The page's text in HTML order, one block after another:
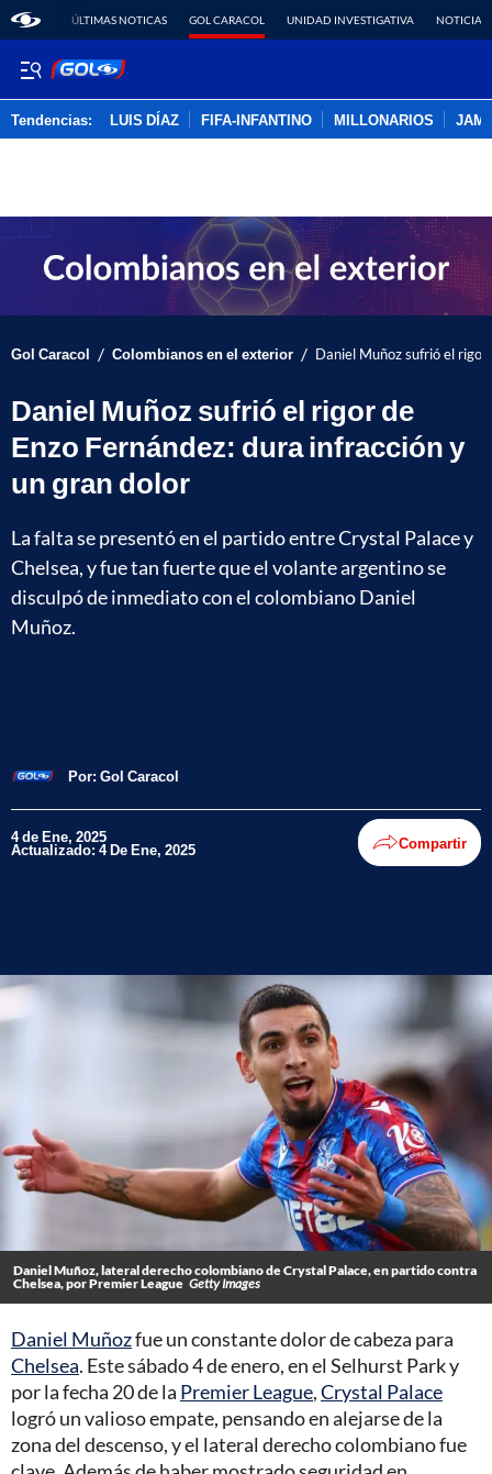
ÚLTIMAS NOTICAS GOL CARACOL UNIDAD INVESTIGATIVA NOTICIAS
Tendencias: LUIS DÍAZ FIFA-INFANTINO MILLONARIOS
Gol Caracol / Colombianos en el exterior / Daniel Muñoz sufrió el rigor
Daniel Muñoz sufrió el rigor de
Enzo Fernández: dura infracción y
un gran dolor
La falta se presentó en el partido entre Crystal Palace y
Chelsea, y fue tan fuerte que el volante argentino se
disculpó de inmediato con el colombiano Daniel
Muñoz.
Por: Gol Caracol
4 de Ene, 2025
Actualizado: 4 De Ene, 2025 Compartir
Daniel Muñoz, lateral derecho colombiano de Crystal Palace, en partido contra
Chelsea, por Premier League Getty Images
Daniel Muñozfue un constante dolor de cabeza para
Chelsea. Este sábado 4 de enero, en el Selhurst Park y
por la fecha 20 de la Premier League,Crystal Palace
logró un valioso empate, pensando en alejarse de la
zona del descenso, y el lateral derecho colombiano fue